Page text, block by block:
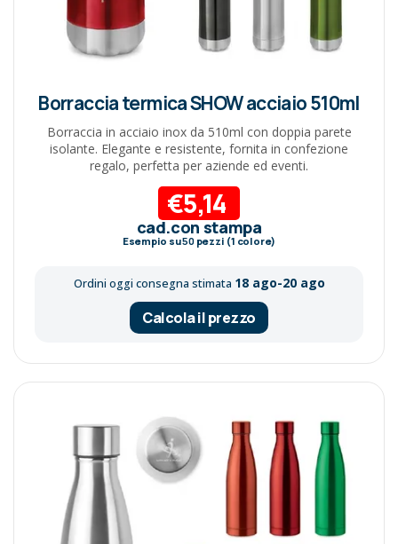
Borraccia termica SHOW acciaio 510ml
Borraccia in acciaio inox da 510ml con doppia parete
isolante. Elegante e resistente, fornita in confezione
regalo, perfetta per aziende ed eventi.
€5,14
cad.con stampa
Esempio su50pezzi (1 colore)
Ordini oggi consegna stimata 18 ago-20 ago
Calcola il prezzo